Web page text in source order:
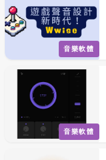
音樂軟體
音樂軟體